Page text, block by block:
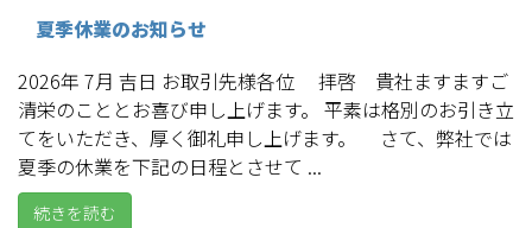
夏季休業のお知らせ
2026年 7月 吉日 お取引先様各位 拝啓 貴社ますますご
清栄のこととお喜び申し上げます。 平素は格別のお引き立
てをいただき、厚く御礼申し上げます。 さて、弊社では
夏季の休業を下記の日程とさせて ...
続きを読む